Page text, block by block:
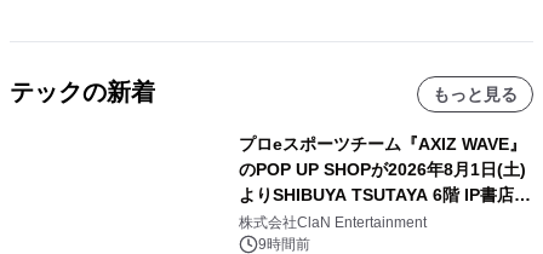
テックの新着 もっと見る
プロeスポーツチーム『AXIZ WAVE』
のPOP UP SHOPが2026年8月1日(土)
よりSHIBUYA TSUTAYA 6階 IP書店で
開催決定！！
株式会社ClaN Entertainment
9時間前